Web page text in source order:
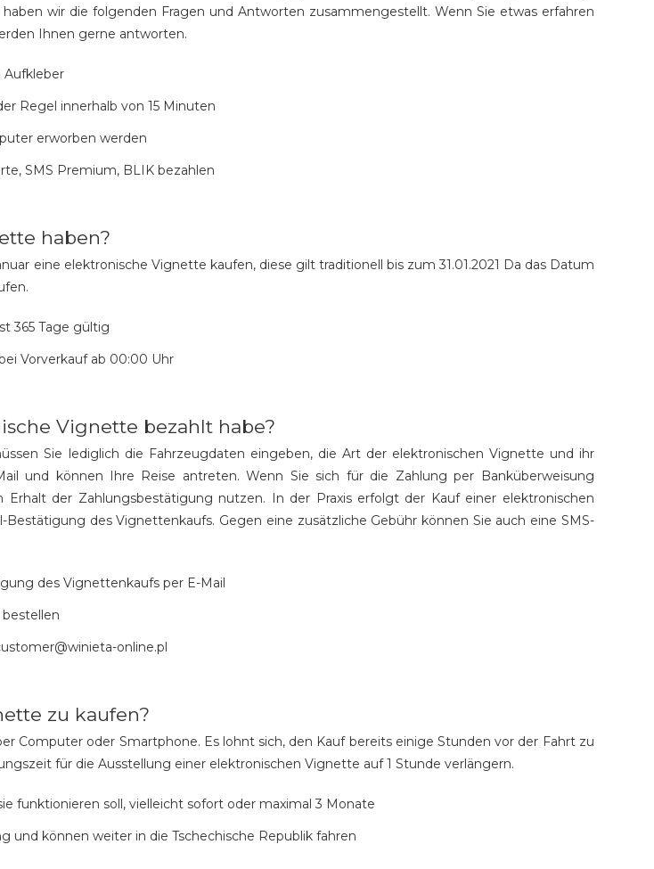
wir die folgenden Fragen und Antworten zusammengestellt. Wenn Sie etwas erfahren
Ihnen gerne antworten.
Aufkleber
Regel innerhalb von 15 Minuten
erworben werden
SMS Premium, BLIK bezahlen
haben?
eine elektronische Vignette kaufen, diese gilt traditionell bis zum 31.01.2021 Da das Datum
365 Tage gültig
Vorverkauf ab 00:00 Uhr
Vignette bezahlt habe?
Sie lediglich die Fahrzeugdaten eingeben, die Art der elektronischen Vignette und ihr
und können Ihre Reise antreten. Wenn Sie sich für die Zahlung per Banküberweisung
der Zahlungsbestätigung nutzen. In der Praxis erfolgt der Kauf einer elektronischen
des Vignettenkaufs. Gegen eine zusätzliche Gebühr können Sie auch eine SMS-
des Vignettenkaufs per E-Mail
online.pl
zu kaufen?
Computer oder Smartphone. Es lohnt sich, den Kauf bereits einige Stunden vor der Fahrt zu
für die Ausstellung einer elektronischen Vignette auf 1 Stunde verlängern.
funktionieren soll, vielleicht sofort oder maximal 3 Monate
können weiter in die Tschechische Republik fahren